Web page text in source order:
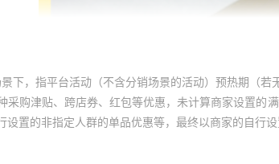
景下，指平台活动（不含分销场景的活动）预热期（
采购津贴、跨店券、红包等优惠，未计算商家设置
设置的非指定人群的单品优惠等，最终以商家的自行